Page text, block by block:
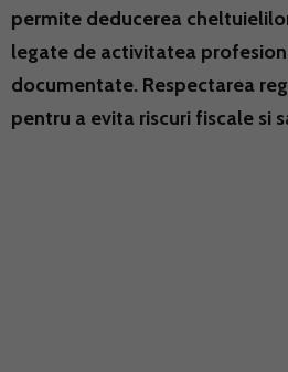
permite deducerea
legate de activitatea
documentate. Respectarea
pentru a evita riscuri fiscale si